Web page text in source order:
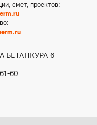
смет, проектов:
БЕТАНКУРА 6
60